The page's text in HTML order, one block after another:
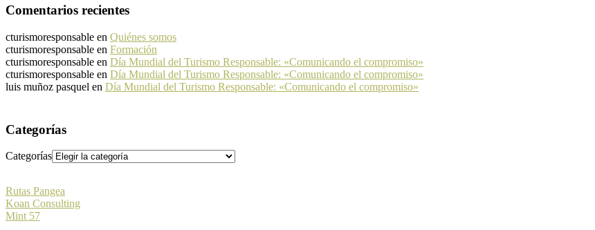
Comentarios recientes
cturismoresponsable en Quiénes somos
cturismoresponsable en Formación
cturismoresponsable en Día Mundial del Turismo Responsable: «Comunicando el compromiso»
cturismoresponsable en Día Mundial del Turismo Responsable: «Comunicando el compromiso»
luis muñoz pasquel en Día Mundial del Turismo Responsable: «Comunicando el compromiso»
Categorías
Categorías
Rutas Pangea
Koan Consulting
Mint 57